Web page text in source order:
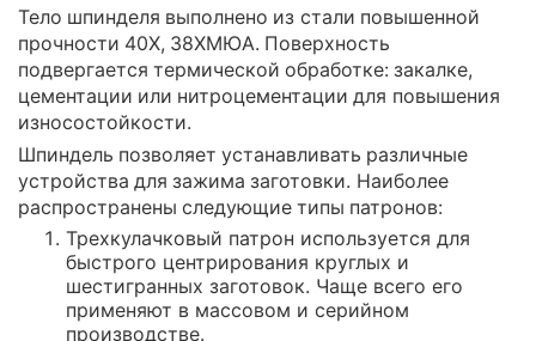
Тело шпинделя выполнено из стали повышенной
прочности 40Х, 38ХМЮА. Поверхность
подвергается термической обработке: закалке,
цементации или нитроцементации для повышения
износостойкости.
Шпиндель позволяет устанавливать различные
устройства для зажима заготовки. Наиболее
распространены следующие типы патронов:
Трехкулачковый патрон используется для
быстрого центрирования круглых и
шестигранных заготовок. Чаще всего его
применяют в массовом и серийном
производстве.